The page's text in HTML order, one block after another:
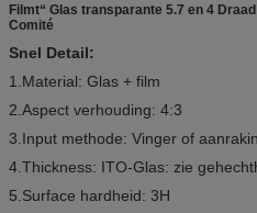
Filmt“ Glas transparante 5.7 en 4
Comité
Snel Detail:
1.Material: Glas + film
2.Aspect verhouding: 4:3
3.Input methode: Vinger of
4.Thickness: ITO-Glas: zie
5.Surface hardheid: 3H